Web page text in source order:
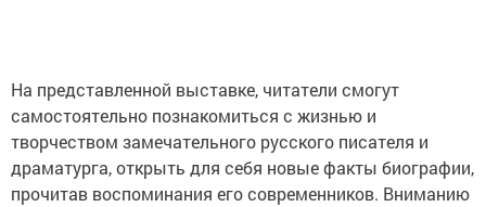
На представленной выставке, читатели смогут
самостоятельно познакомиться с жизнью и
творчеством замечательного русского писателя и
драматурга, открыть для себя новые факты биографии,
прочитав воспоминания его современников. Вниманию